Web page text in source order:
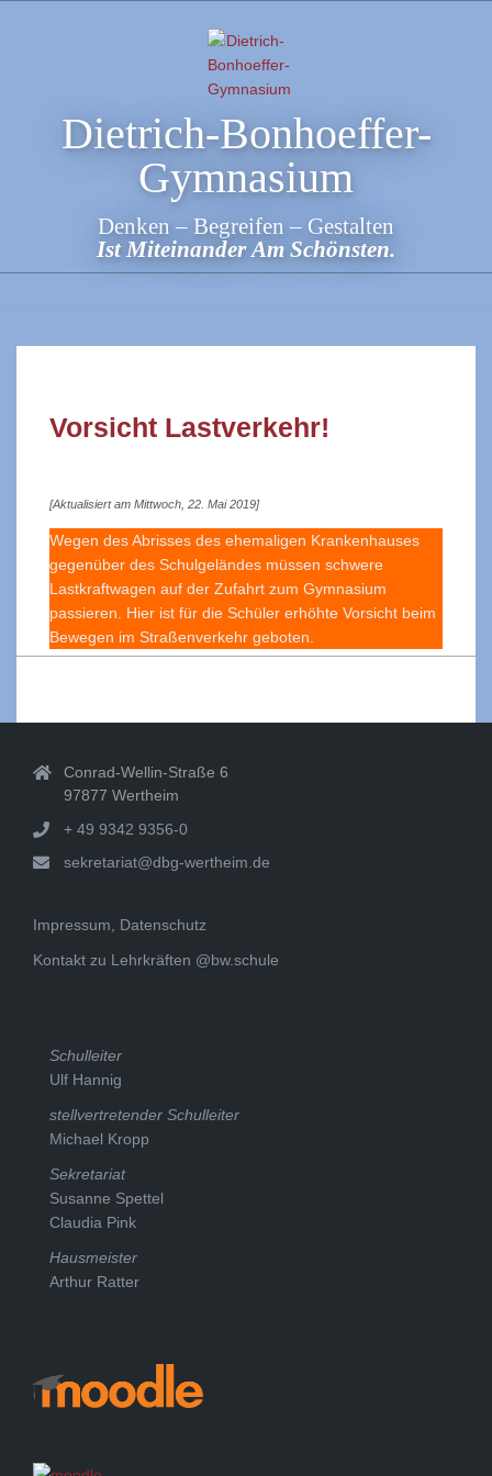
Dietrich-Bonhoeffer-
Gymnasium
Denken – Begreifen – Gestalten
Ist Miteinander Am Schönsten.
Vorsicht Lastverkehr!
[Aktualisiert am Mittwoch, 22. Mai 2019]
Wegen des Abrisses des ehemaligen Krankenhauses
gegenüber des Schulgeländes müssen schwere
Lastkraftwagen auf der Zufahrt zum Gymnasium
passieren. Hier ist für die Schüler erhöhte Vorsicht beim
Bewegen im Straßenverkehr geboten.
Conrad-Wellin-Straße 6
97877 Wertheim
+ 49 9342 9356-0
sekretariat@dbg-wertheim.de
Impressum, Datenschutz
Kontakt zu Lehrkräften @bw.schule
Schulleiter
Ulf Hannig
stellvertretender Schulleiter
Michael Kropp
Sekretariat
Susanne Spettel
Claudia Pink
Hausmeister
Arthur Ratter